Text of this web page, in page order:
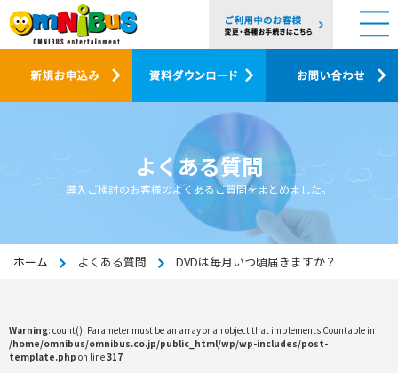
よくある質問
導入ご検討のお客様のよくあるご質問をまとめました。
ホーム よくある質問 DVDは毎月いつ頃届きますか？
Warning: count(): Parameter must be an array or an object that implements Countable in
/home/omnibus/omnibus.co.jp/public_html/wp/wp-includes/post-
template.php on line317